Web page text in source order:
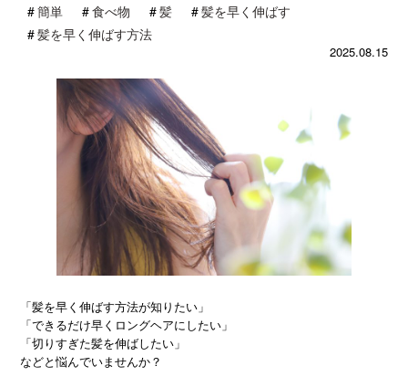
簡単
食べ物 髪
髪を早く伸ばす
髪を早く伸ばす方法
2025.08.15
「髪を早く伸ばす方法が知りたい」
「できるだけ早くロングヘアにしたい」
「切りすぎた髪を伸ばしたい」
などと悩んでいませんか？